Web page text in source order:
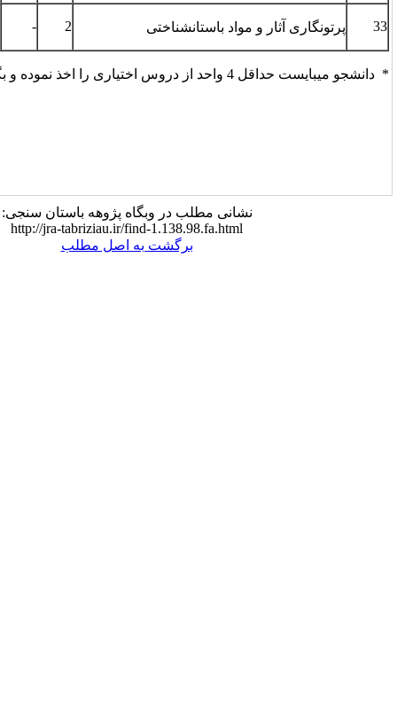
2
-
2
-
در وبگاه پژوهه باستان سنجی:
http://jra-tabriziau.ir/find-